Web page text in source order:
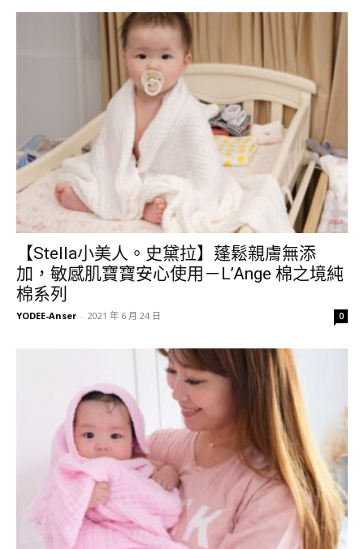
【Stella小美人。史黛拉】蓬鬆親膚無添
加，敏感肌寶寶安心使用－L’Ange 棉之境純
棉系列
YODEE-Anser - 2021 年 6 月 24 日 0